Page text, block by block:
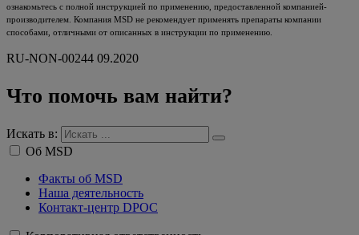
ознакомьтесь с полной инструкцией по применению, предоставленной компанией-
производителем. Компания MSD не рекомендует применять препараты компании
способами, отличными от описанных в инструкции по применению.
RU-NON-00244 09.2020
Что помочь вам найти?
Искать в:
Об MSD
Факты об MSD
Наша деятельность
Контакт-центр DPOC